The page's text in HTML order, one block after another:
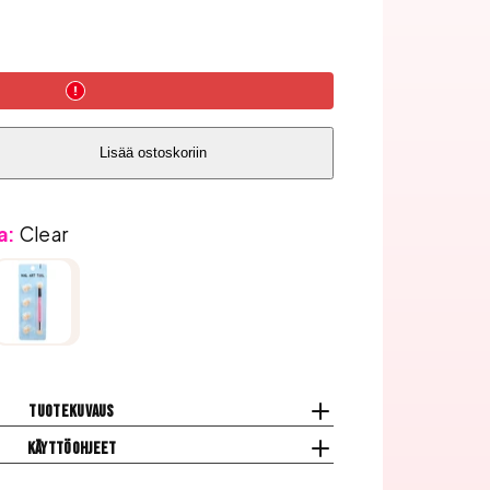
Lisää ostoskoriin
Clear
Tuotekuvaus
Käyttöohjeet